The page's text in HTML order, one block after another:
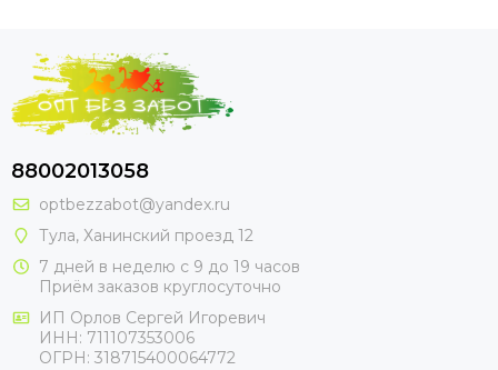
88002013058
optbezzabot@yandex.ru
Тула, Ханинский проезд 12
7 дней в неделю с 9 до 19 часов
Приём заказов круглосуточно
ИП Орлов Сергей Игоревич
ИНН: 711107353006
ОГРН: 318715400064772